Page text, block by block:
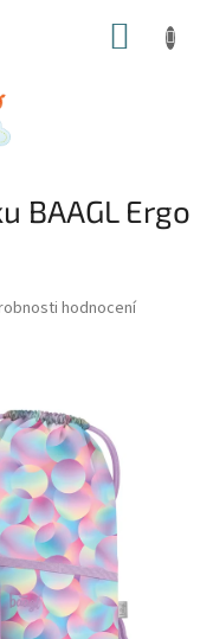
BAAGL Ergo
hodnocení